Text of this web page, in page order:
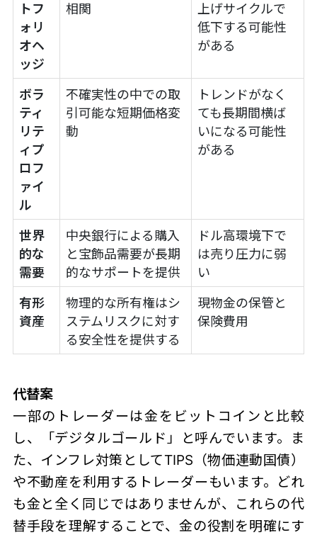
トフ
ォリ
オヘ
ッジ
相関
上げサイクルで
低下する可能性
がある
ボラ
ティ
リテ
ィプ
ロフ
ァイ
ル
不確実性の中での取
引可能な短期価格変
動
トレンドがなく
ても長期間横ば
いになる可能性
がある
世界
的な
需要
中央銀行による購入
と宝飾品需要が長期
的なサポートを提供
ドル高環境下で
は売り圧力に弱
い
有形
資産
物理的な所有権はシ
ステムリスクに対す
る安全性を提供する
現物金の保管と
保険費用
代替案
一部のトレーダーは金をビットコインと比較
し、「デジタルゴールド」と呼んでいます。ま
た、インフレ対策としてTIPS（物価連動国債）
や不動産を利用するトレーダーもいます。どれ
も金と全く同じではありませんが、これらの代
替手段を理解することで、金の役割を明確にす